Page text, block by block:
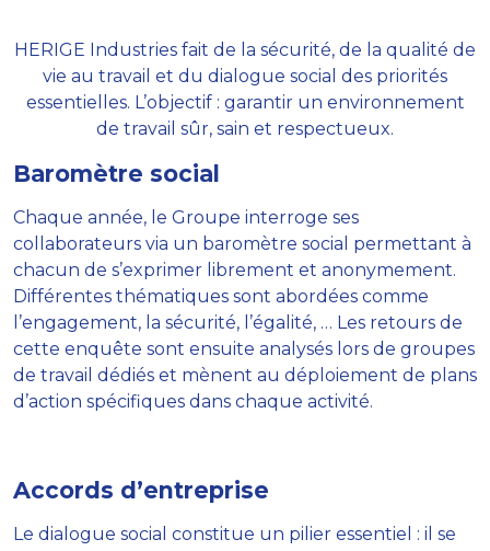
HERIGE Industries fait de la sécurité, de la qualité de
vie au travail et du dialogue social des priorités
essentielles. L’objectif : garantir un environnement
de travail sûr, sain et respectueux.
Baromètre social
Chaque année, le Groupe interroge ses
collaborateurs via un baromètre social permettant à
chacun de s’exprimer librement et anonymement.
Différentes thématiques sont abordées comme
l’engagement, la sécurité, l’égalité, … Les retours de
cette enquête sont ensuite analysés lors de groupes
de travail dédiés et mènent au déploiement de plans
d’action spécifiques dans chaque activité.
Accords d’entreprise
Le dialogue social constitue un pilier essentiel : il se